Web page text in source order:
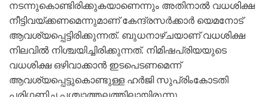
നടന്നുകൊണ്ടിരിക്കുകയാണെന്നും അതിനാല്‍ വധശിക്ഷ
നീട്ടിവയ്ക്കണമെന്നുമാണ് കേന്ദ്രസര്‍ക്കാര്‍ യെമനോട്
ആവശ്യപ്പെട്ടിരിക്കുന്നത്. ബുധനാഴ്ചയാണ് വധശിക്ഷ
നിലവില്‍ നിശ്ചയിച്ചിരിക്കുന്നത്. നിമിഷപ്രിയയുടെ
വധശിക്ഷ ഒഴിവാക്കാന്‍ ഇടപെടണമെന്ന്
ആവശ്യപ്പെട്ടുകൊണ്ടുള്ള ഹര്‍ജി സുപ്രിംകോടതി
പരിഗണിച്ച പശ്ചാത്തലത്തിലായിരുന്നു